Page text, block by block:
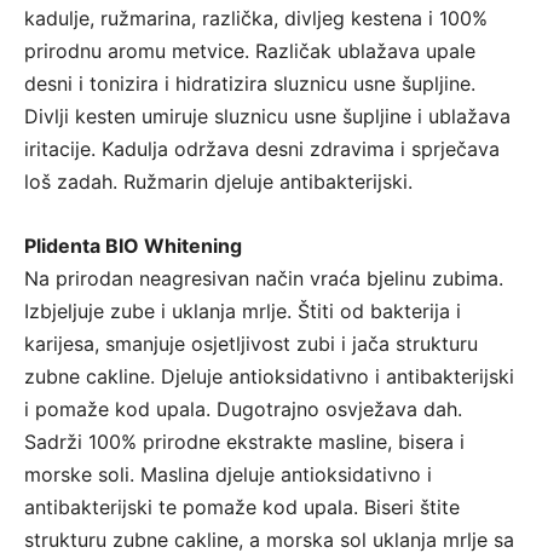
kadulje, ružmarina, različka, divljeg kestena i 100%
prirodnu aromu metvice. Različak ublažava upale
desni i tonizira i hidratizira sluznicu usne šupljine.
Divlji kesten umiruje sluznicu usne šupljine i ublažava
iritacije. Kadulja održava desni zdravima i sprječava
loš zadah. Ružmarin djeluje antibakterijski.
Plidenta BIO Whitening
Na prirodan neagresivan način vraća bjelinu zubima.
Izbjeljuje zube i uklanja mrlje. Štiti od bakterija i
karijesa, smanjuje osjetljivost zubi i jača strukturu
zubne cakline. Djeluje antioksidativno i antibakterijski
i pomaže kod upala. Dugotrajno osvježava dah.
Sadrži 100% prirodne ekstrakte masline, bisera i
morske soli. Maslina djeluje antioksidativno i
antibakterijski te pomaže kod upala. Biseri štite
strukturu zubne cakline, a morska sol uklanja mrlje sa